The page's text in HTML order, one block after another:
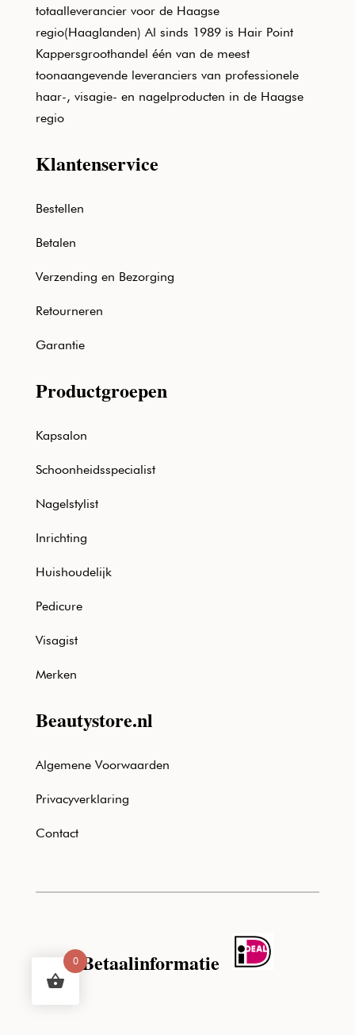
totaalleverancier voor de Haagse
regio(Haaglanden) Al sinds 1989 is Hair Point
Kappersgroothandel één van de meest
toonaangevende leveranciers van professionele
haar-, visagie- en nagelproducten in de Haagse
regio
Klantenservice
Bestellen
Betalen
Verzending en Bezorging
Retourneren
Garantie
Productgroepen
Kapsalon
Schoonheidsspecialist
Nagelstylist
Inrichting
Huishoudelijk
Pedicure
Visagist
Merken
Beautystore.nl
Algemene Voorwaarden
Privacyverklaring
Contact
Betaalinformatie
0